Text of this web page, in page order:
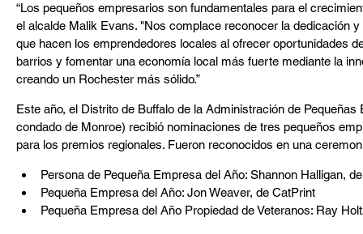
“Los pequeños empresarios son fundamentales para el
el alcalde Malik Evans. "Nos complace reconocer la dedicación
que hacen los emprendedores locales al ofrecer oportunidades
barrios y fomentar una economía local más fuerte mediante la
creando un Rochester más sólido.”
Este año, el Distrito de Buffalo de la Administración de
condado de Monroe) recibió nominaciones de tres pequeños
para los premios regionales. Fueron reconocidos en una
Persona de Pequeña Empresa del Año: Shannon Halligan,
Pequeña Empresa del Año: Jon Weaver, de CatPrint
Pequeña Empresa del Año Propiedad de Veteranos: Ray